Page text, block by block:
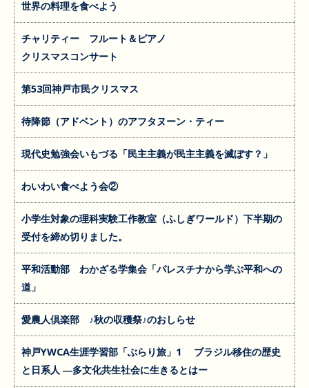
世界の料理を食べよう
チャリティー フルート＆ピアノ
クリスマスコンサート
第53回神戸市民クリスマス
待降節（アドベント）のアフタヌーン・ティー
現代史勉強会いもづる「民主主義が民主主義を滅ぼす？」
わいわい食べよう会②
小学生対象の理科実験工作教室（ふしぎワールド）下半期の
受付を締め切りました。
平和活動部 わかざる学集会「パレスチナから学ぶ平和への
道」
愛農人倶楽部 ♪秋の収穫祭♪のおしらせ
神戸YWCA生涯学習部「ぶらり旅」1 ブラジル移住の歴史
と日系人 ―多文化共生社会に生きるとはー